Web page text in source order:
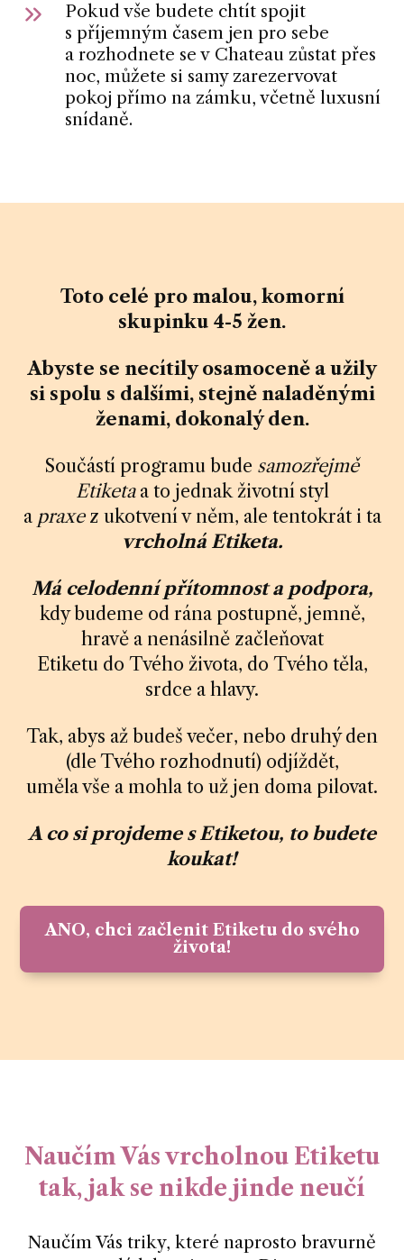
Pokud vše budete chtít spojit
s příjemným časem jen pro sebe
a rozhodnete se v Chateau zůstat přes
noc, můžete si samy zarezervovat
pokoj přímo na zámku, včetně luxusní
snídaně.
Toto celé pro malou, komorní
skupinku 4-5 žen.
Abyste se necítily osamoceně a užily
si spolu s dalšími, stejně naladěnými
ženami, dokonalý den.
Součástí programu bude samozřejmě
Etiketaa to jednak životní styl
a praxez ukotvení v něm, ale tentokrát i ta
vrcholná Etiketa.
Má celodenní přítomnost a podpora,
kdy budeme od rána postupně, jemně,
hravě a nenásilně začleňovat
Etiketu do Tvého života, do Tvého těla,
srdce a hlavy.
Tak, abys až budeš večer, nebo druhý den
(dle Tvého rozhodnutí) odjíždět,
uměla vše a mohla to už jen doma pilovat.
A co si projdeme s Etiketou, to budete
koukat!
ANO, chci začlenit Etiketu do svého
života!
Naučím Vás vrcholnou Etiketu
tak, jak se nikde jinde neučí
Naučím Vás triky, které naprosto bravurně